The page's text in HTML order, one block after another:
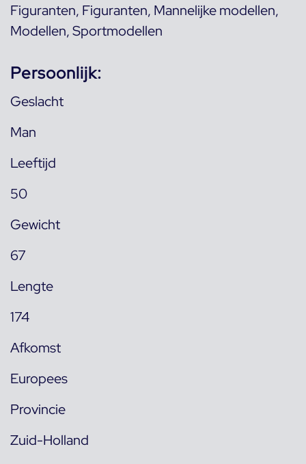
Figuranten, Figuranten, Mannelijke modellen,
Modellen,Sportmodellen
Persoonlijk:
Geslacht
Man
Leeftijd
50
Gewicht
67
Lengte
174
Afkomst
Europees
Provincie
Zuid-Holland